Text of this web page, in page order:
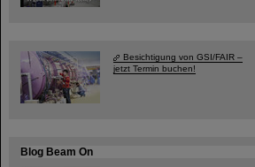
Besichtigung von GSI/FAIR –
jetzt Termin buchen!
Blog Beam On